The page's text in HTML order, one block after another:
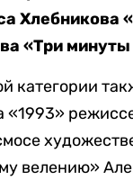
Хлебникова
«Три
категории
«1993»
велению»